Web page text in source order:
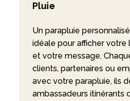
Pluie
Un parapluie
idéale pour afficher votre
et votre message.
clients, partenaires ou
avec votre parapluie, ils
ambassadeurs itinérants